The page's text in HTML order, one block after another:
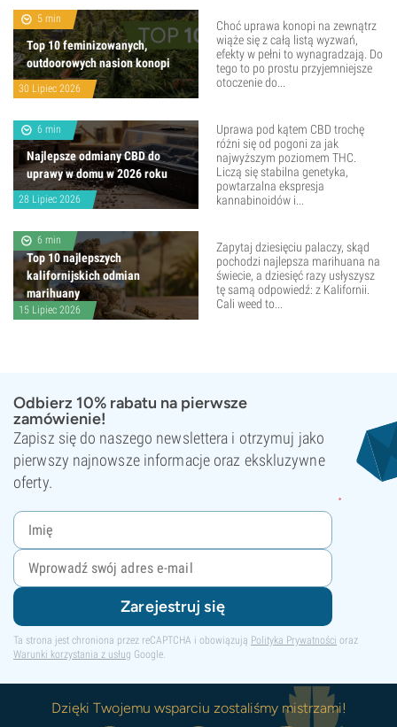
5 min
Top 10 feminizowanych,
outdoorowych nasion konopi
30 Lipiec 2026
Choć uprawa konopi na zewnątrz
wiąże się z całą listą wyzwań,
efekty w pełni to wynagradzają. Do
tego to po prostu przyjemniejsze
otoczenie do...
6 min
Najlepsze odmiany CBD do
uprawy w domu w 2026 roku
28 Lipiec 2026
Uprawa pod kątem CBD trochę
różni się od pogoni za jak
najwyższym poziomem THC.
Liczą się stabilna genetyka,
powtarzalna ekspresja
kannabinoidów i...
6 min
Top 10 najlepszych
kalifornijskich odmian
marihuany
15 Lipiec 2026
Zapytaj dziesięciu palaczy, skąd
pochodzi najlepsza marihuana na
świecie, a dziesięć razy usłyszysz
tę samą odpowiedź: z Kalifornii.
Cali weed to...
Odbierz 10% rabatu na pierwsze
zamówienie!
Zapisz się do naszego newslettera i otrzymuj jako
pierwszy najnowsze informacje oraz ekskluzywne
oferty.
Zarejestruj się
Ta strona jest chroniona przez reCAPTCHA i obowiązują Polityka Prywatności oraz
Warunki korzystania z usług Google.
Dzięki Twojemu wsparciu zostaliśmy mistrzami!